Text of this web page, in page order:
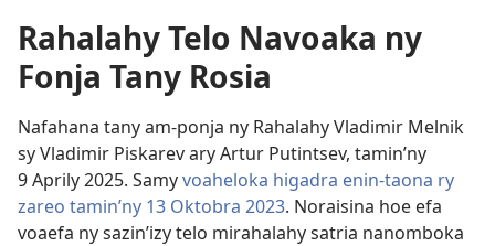
Rahalahy Telo Navoaka ny
Fonja Tany Rosia
Nafahana tany am-ponja ny Rahalahy Vladimir Melnik
sy Vladimir Piskarev ary Artur Putintsev, tamin’ny
9 Aprily 2025. Samyvoaheloka higadra enin-taona ry
zareo tamin’ny 13 Oktobra 2023. Noraisina hoe efa
voaefa ny sazin’izy telo mirahalahy satria nanomboka